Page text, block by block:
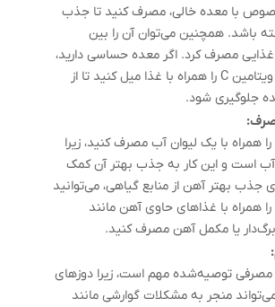
با معده خالی، مصرف کنید تا جذب
باشد. همچنین می‌توان آن را بین
مصرف کرد. اگر معده حساسی دارید،
بهتر است ویتامین C را همراه با غذا میل کنید تا از
جلوگیری شود.
ویتامین C را همراه با یک لیوان آب مصرف کنید، زیرا
است و این کار به جذب بهتر آن کمک
جذب بهتر آهن از منابع گیاهی، می‌توانید
ویتامین C را همراه با غذاهای حاوی آهن مانند
یا مکمل آهن مصرف کنید.
مصرفی توصیه‌شده مهم است، زیرا دوزهای
می‌تواند منجر به مشکلات گوارشی مانند